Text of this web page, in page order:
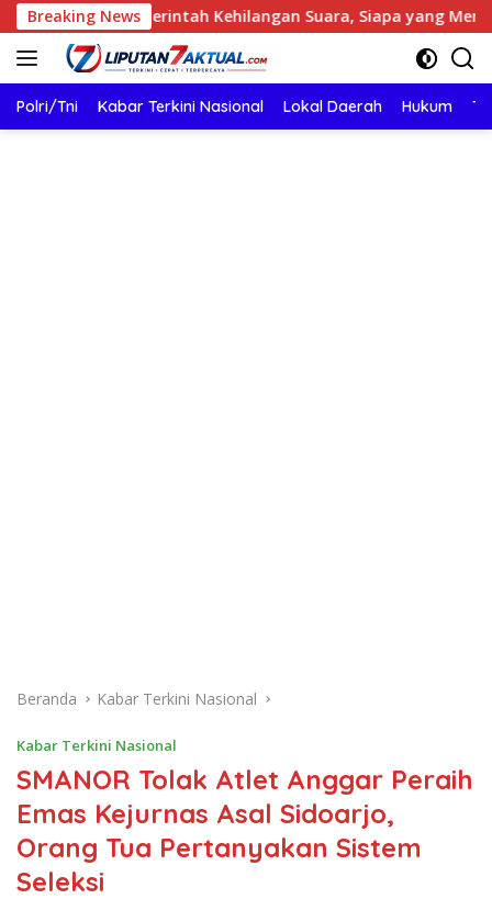
Langsung
ke
konten
Breaking News
Suara, Siapa yang Menjaga Citra Pemprov
Polri/Tni Kabar Terkini Nasional Lokal Daerah Hukum
Beranda Kabar Terkini Nasional
Kabar Terkini Nasional
SMANOR Tolak Atlet Anggar Peraih
Emas Kejurnas Asal Sidoarjo,
Orang Tua Pertanyakan Sistem
Seleksi